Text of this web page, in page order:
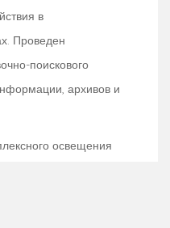
в
Проведен
поискового
архивов и
освещения